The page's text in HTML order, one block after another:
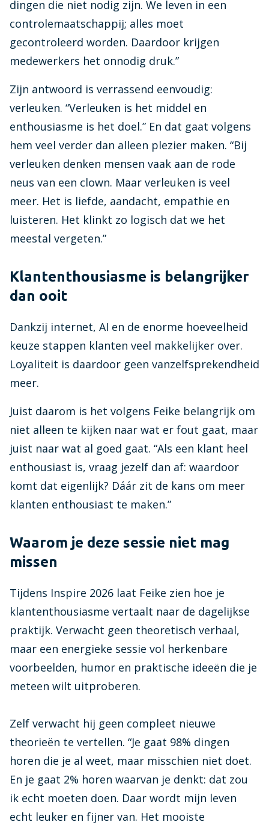
dingen die niet nodig zijn. We leven in een
controlemaatschappij; alles moet
gecontroleerd worden. Daardoor krijgen
medewerkers het onnodig druk.”
Zijn antwoord is verrassend eenvoudig:
verleuken. “Verleuken is het middel en
enthousiasme is het doel.” En dat gaat volgens
hem veel verder dan alleen plezier maken. “Bij
verleuken denken mensen vaak aan de rode
neus van een clown. Maar verleuken is veel
meer. Het is liefde, aandacht, empathie en
luisteren. Het klinkt zo logisch dat we het
meestal vergeten.”
Klantenthousiasme is belangrijker
dan ooit
Dankzij internet, AI en de enorme hoeveelheid
keuze stappen klanten veel makkelijker over.
Loyaliteit is daardoor geen vanzelfsprekendheid
meer.
Juist daarom is het volgens Feike belangrijk om
niet alleen te kijken naar wat er fout gaat, maar
juist naar wat al goed gaat. “Als een klant heel
enthousiast is, vraag jezelf dan af: waardoor
komt dat eigenlijk? Dáár zit de kans om meer
klanten enthousiast te maken.”
Waarom je deze sessie niet mag
missen
Tijdens Inspire 2026 laat Feike zien hoe je
klantenthousiasme vertaalt naar de dagelijkse
praktijk. Verwacht geen theoretisch verhaal,
maar een energieke sessie vol herkenbare
voorbeelden, humor en praktische ideeën die je
meteen wilt uitproberen.
Zelf verwacht hij geen compleet nieuwe
theorieën te vertellen. “Je gaat 98% dingen
horen die je al weet, maar misschien niet doet.
En je gaat 2% horen waarvan je denkt: dat zou
ik echt moeten doen. Daar wordt mijn leven
echt leuker en fijner van. Het mooiste